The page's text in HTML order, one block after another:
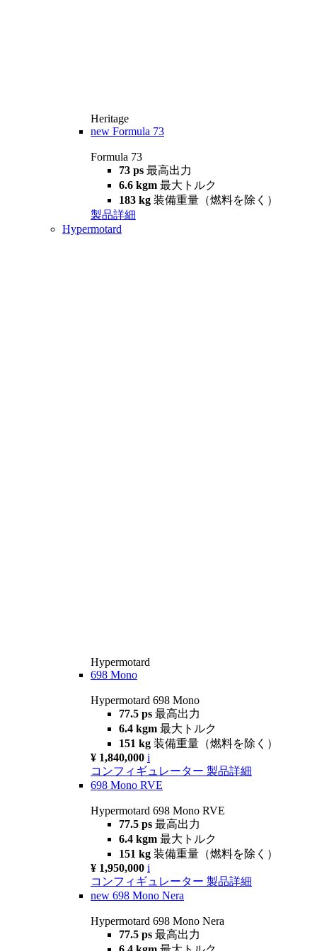
Heritage
new Formula 73
Formula 73
73 ps 最高出力
6.6 kgm 最大トルク
183 kg 装備重量（燃料を除く）
製品詳細
Hypermotard
Hypermotard
698 Mono
Hypermotard 698 Mono
77.5 ps 最高出力
6.4 kgm 最大トルク
151 kg 装備重量（燃料を除く）
¥ 1,840,000 i
コンフィギュレーター 製品詳細
698 Mono RVE
Hypermotard 698 Mono RVE
77.5 ps 最高出力
6.4 kgm 最大トルク
151 kg 装備重量（燃料を除く）
¥ 1,950,000 i
コンフィギュレーター 製品詳細
new 698 Mono Nera
Hypermotard 698 Mono Nera
77.5 ps 最高出力